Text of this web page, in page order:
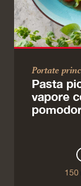
Portate
Pasta
vapore
150